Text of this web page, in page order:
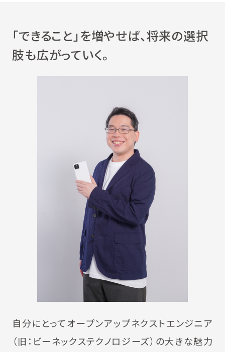
「できること」を増やせば、将来の選択
肢も広がっていく。
自分にとってオープンアップネクストエンジニア
（旧：ビーネックステクノロジーズ）の大きな魅力